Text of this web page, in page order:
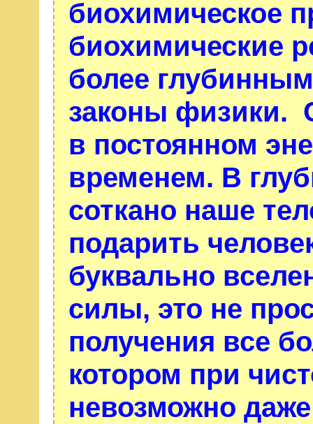
биохимическое
биохимические
более
законы физики.
в постоянном
временем. В
соткано наше
подарить
буквально
силы, это не
получения все
котором при
невозможно